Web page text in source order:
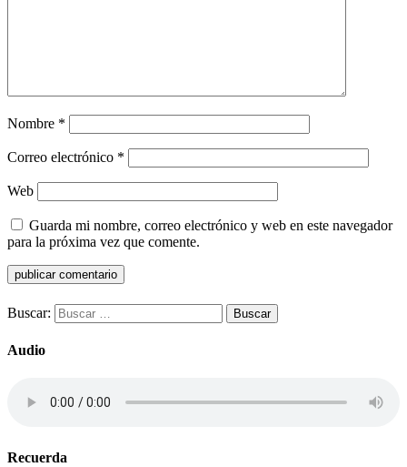
Nombre *
Correo electrónico *
Web
Guarda mi nombre, correo electrónico y web en este navegador
para la próxima vez que comente.
Buscar:
Audio
Recuerda